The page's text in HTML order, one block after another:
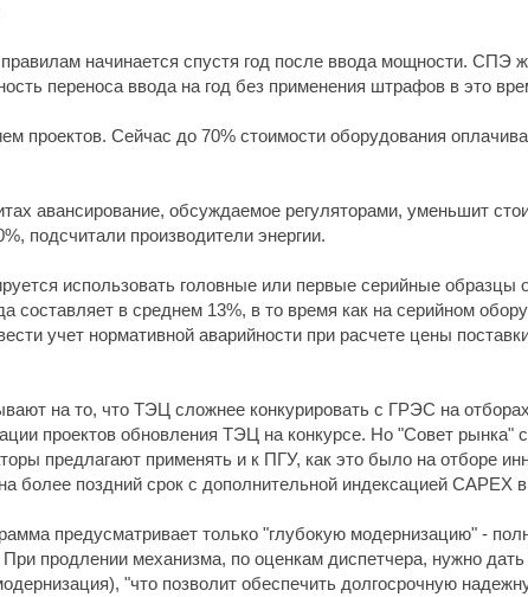
начинается спустя год после ввода мощности. СПЭ
переноса ввода на год без применения штрафов в это
проектов. Сейчас до 70% стоимости оборудования
авансирование, обсуждаемое регуляторами, уменьшит
подсчитали производители энергии.
использовать головные или первые серийные образцы
составляет в среднем 13%, в то время как на серийном
учет нормативной аварийности при расчете цены
на то, что ТЭЦ сложнее конкурировать с ГРЭС на
проектов обновления ТЭЦ на конкурсе. Но "Совет рынка"
предлагают применять и к ПГУ, как это было на отборе
более поздний срок с дополнительной индексацией CAPEX
предусматривает только "глубокую модернизацию" -
продлении механизма, по оценкам диспетчера, нужно
"что позволит обеспечить долгосрочную